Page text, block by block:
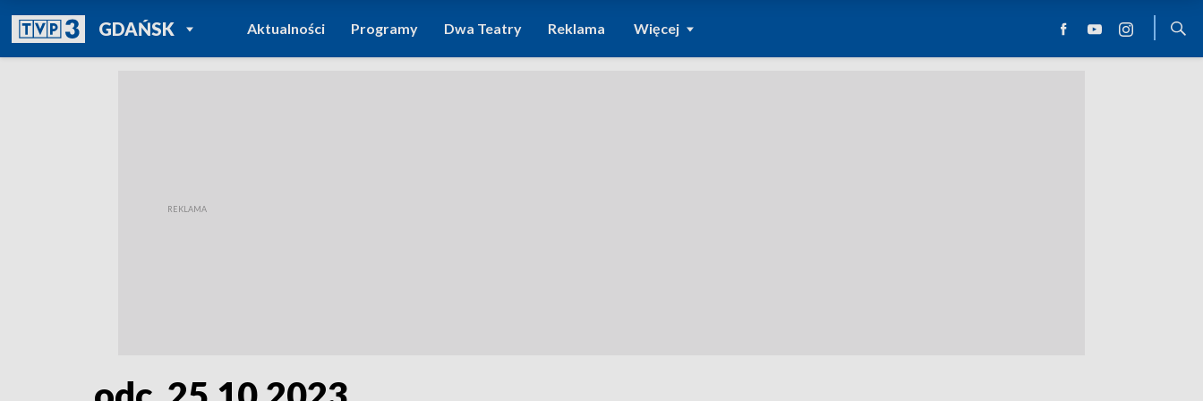
GDAŃSKPOWRÓT DO
TVP REGIONY
Aktualności Programy Dwa Teatry Reklama Więcej